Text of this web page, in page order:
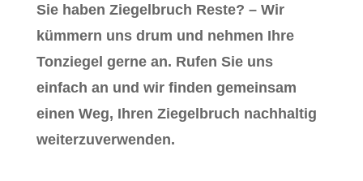
Sie haben Ziegelbruch Reste? – Wir
kümmern uns drum und nehmen Ihre
Tonziegel gerne an. Rufen Sie uns
einfach an und wir finden gemeinsam
einen Weg, Ihren Ziegelbruch nachhaltig
weiterzuverwenden.